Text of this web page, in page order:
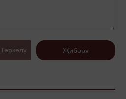
Теркәлү Җибәрү